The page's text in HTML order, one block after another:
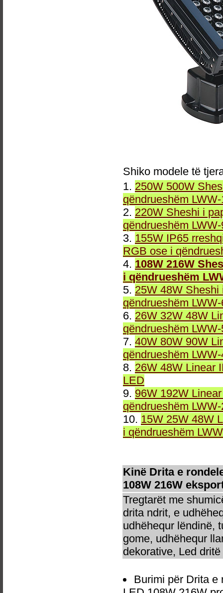
Shiko modele të
1. 250W 500W
qëndrueshëm
2. 220W Sheshi i
qëndrueshëm
3. 155W IP65
RGB ose i
4. 108W 216W
i qëndrueshëm
5. 25W 48W
qëndrueshëm
6. 26W 32W 48W
qëndrueshëm
7. 40W 80W 90W
qëndrueshëm
8. 26W 48W Linear
LED
9. 96W 192W
qëndrueshëm
10. 15W 25W 48W
i qëndrueshëm
Kinë Drita e
108W 216W
Tregtarët me
drita ndrit, e
udhëhequr lëndinë,
gome, udhëhequr
dekorative, Led
Burimi për Drita e